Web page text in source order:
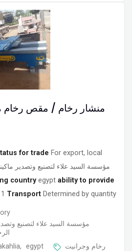
منشار رخام / مقص
for trade For export, local
مؤسسة السيد علاء لتصنيع وتصدير
country egypt ability to provide
1 Transport Determined by quantity
, egypt رخام وجرانيت